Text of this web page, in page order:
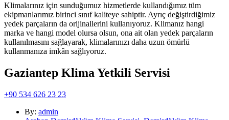
Klimalarınız için sunduğumuz hizmetlerde kullandığımız tüm
ekipmanlarımız birinci sınıf kaliteye sahiptir. Ayrıç değiştirdiğimiz
yedek parçaların da orijinallerini kullanıyoruz. Klimanız hangi
marka ve hangi model olursa olsun, ona ait olan yedek parçaların
kullanılmasını sağlayarak, klimalarınızı daha uzun ömürlü
kullanmanıza imkân sağlıyoruz.
Gaziantep Klima Yetkili Servisi
+90 534 626 23 23
By: admin